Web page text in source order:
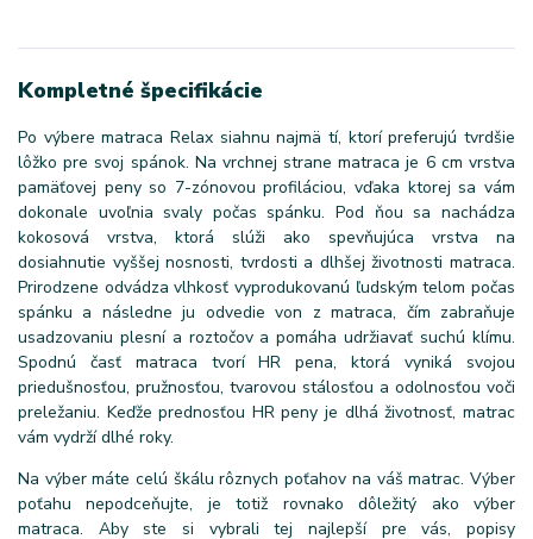
Kompletné špecifikácie
Po výbere matraca Relax siahnu najmä tí, ktorí preferujú tvrdšie
lôžko pre svoj spánok. Na vrchnej strane matraca je 6 cm vrstva
pamäťovej peny so 7-zónovou profiláciou, vďaka ktorej sa vám
dokonale uvoľnia svaly počas spánku. Pod ňou sa nachádza
kokosová vrstva, ktorá slúži ako spevňujúca vrstva na
dosiahnutie vyššej nosnosti, tvrdosti a dlhšej životnosti matraca.
Prirodzene odvádza vlhkosť vyprodukovanú ľudským telom počas
spánku a následne ju odvedie von z matraca, čím zabraňuje
usadzovaniu plesní a roztočov a pomáha udržiavať suchú klímu.
Spodnú časť matraca tvorí HR pena, ktorá vyniká svojou
priedušnosťou, pružnosťou, tvarovou stálosťou a odolnosťou voči
preležaniu. Keďže prednosťou HR peny je dlhá životnosť, matrac
vám vydrží dlhé roky.
Na výber máte celú škálu rôznych poťahov na váš matrac. Výber
poťahu nepodceňujte, je totiž rovnako dôležitý ako výber
matraca. Aby ste si vybrali tej najlepší pre vás, popisy